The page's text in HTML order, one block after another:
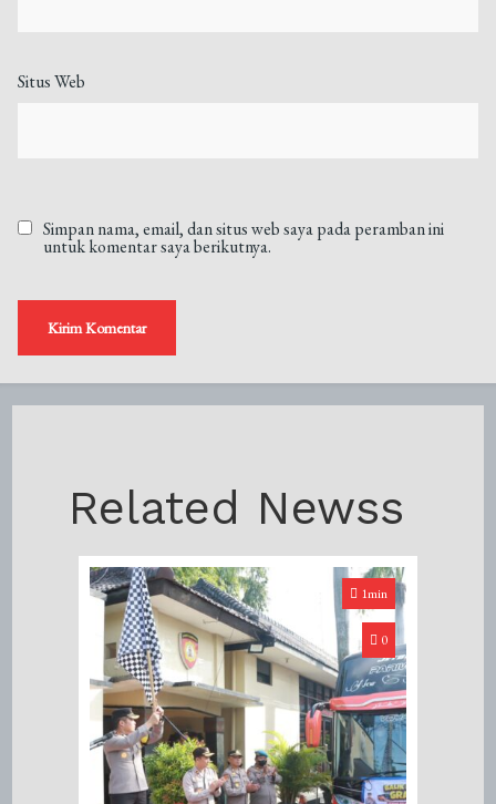
Situs Web
Simpan nama, email, dan situs web saya pada peramban ini
untuk komentar saya berikutnya.
Related Newss
1min
0